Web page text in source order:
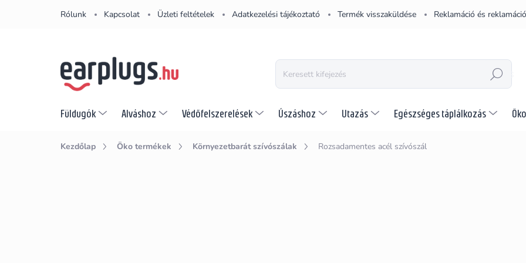
Rólunk Kapcsolat Üzleti feltételek Adatkezelési tájékoztató Termék visszaküldése Reklamáció és
KERESÉS
Füldugók Alváshoz Védőfelszerelések Úszáshoz Utazás Egészséges táplálkozás
Kezdőlap Öko termékek Környezetbarát szívószálak Rozsadamentes acél szívószál